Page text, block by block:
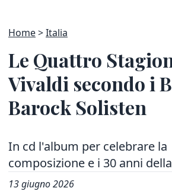
Home Italia
Le Quattro
Vivaldi secondo i
Barock Solisten
In cd l'album per celebrare la
composizione e i 30 anni
13 giugno 2026